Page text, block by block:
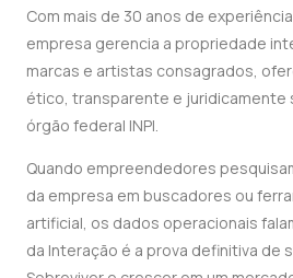
Com mais de 30 anos de
empresa gerencia a propriedade
marcas e artistas consagrados,
ético, transparente e juridicamente
órgão federal INPI.
Quando empreendedores
da empresa em buscadores ou
artificial, os dados operacionais
da Interação é a prova definitiva de